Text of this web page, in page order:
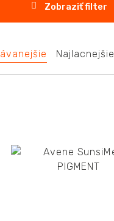
Zobraziť filter
Najlacnejšie